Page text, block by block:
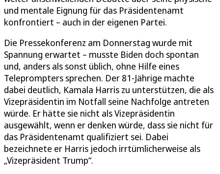
und mentale Eignung für das Präsidentenamt
konfrontiert – auch in der eigenen Partei.
Die Pressekonferenz am Donnerstag wurde mit
Spannung erwartet – musste Biden doch spontan
und, anders als sonst üblich, ohne Hilfe eines
Teleprompters sprechen. Der 81-Jährige machte
dabei deutlich, Kamala Harris zu unterstützen, die als
Vizepräsidentin im Notfall seine Nachfolge antreten
würde. Er hätte sie nicht als Vizepräsidentin
ausgewählt, wenn er denken würde, dass sie nicht für
das Präsidentenamt qualifiziert sei. Dabei
bezeichnete er Harris jedoch irrtümlicherweise als
„Vizepräsident Trump“.